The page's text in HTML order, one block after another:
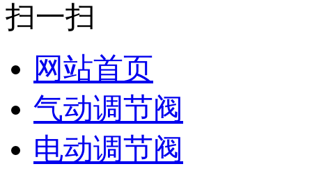
扫一扫
网站首页
气动调节阀
电动调节阀